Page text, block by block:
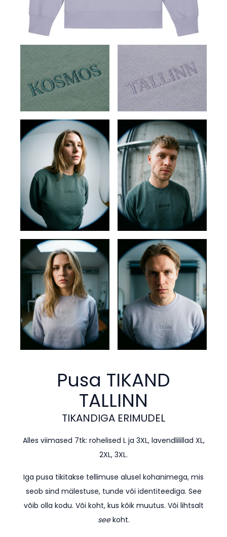
Pusa TIKAND
TALLINN
TIKANDIGA ERIMUDEL
Alles viimased 7tk: rohelised L ja 3XL, lavendlilillad XL,
2XL, 3XL.
Iga pusa tikitakse tellimuse alusel kohanimega, mis
seob sind mälestuse, tunde või identiteediga. See
võib olla kodu. Või koht, kus kõik muutus. Või lihtsalt
seekoht.